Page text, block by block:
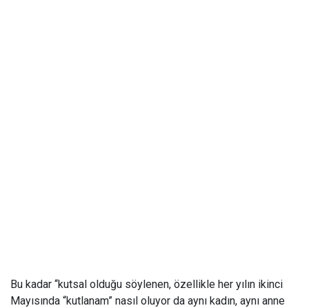
Bu kadar “kutsal olduğu söylenen, özellikle her yılın ikinci
Mayısında “kutlanam” nasıl oluyor da aynı kadın, aynı anne